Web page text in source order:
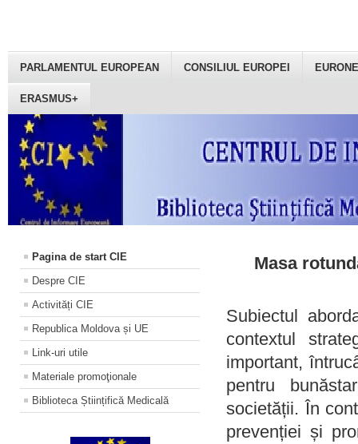
PARLAMENTUL EUROPEAN CONSILIUL EUROPEI
ERASMUS+
Pagina de start CIE
Despre CIE
Activități CIE
Republica Moldova și UE
Link-uri utile
Materiale promoţionale
Biblioteca Științifică Medicală
Masa
Subiectul
contextul
important,
pentru
societății. În
prevenției și